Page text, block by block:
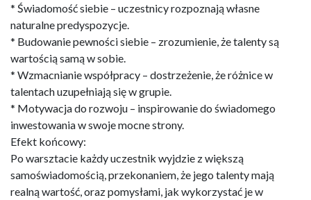
* Świadomość siebie – uczestnicy rozpoznają własne
naturalne predyspozycje.
* Budowanie pewności siebie – zrozumienie, że talenty są
wartością samą w sobie.
* Wzmacnianie współpracy – dostrzeżenie, że różnice w
talentach uzupełniają się w grupie.
* Motywacja do rozwoju – inspirowanie do świadomego
inwestowania w swoje mocne strony.
Efekt końcowy:
Po warsztacie każdy uczestnik wyjdzie z większą
samoświadomością, przekonaniem, że jego talenty mają
realną wartość, oraz pomysłami, jak wykorzystać je w